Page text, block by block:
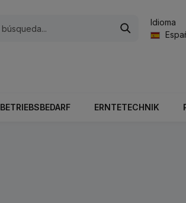
Idioma
BETRIEBSBEDARF ERNTETECHNIK